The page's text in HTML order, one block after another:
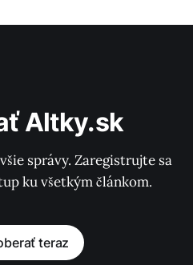
Altky.sk
správy. Zaregistrujte sa
ku všetkým článkom.
teraz